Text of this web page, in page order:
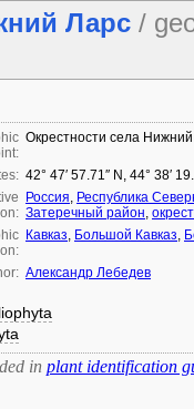
Ларс /
Окрестности села
42° 47′ 57.71″ N, 44° 38′
Россия, Республика
Затеречный район,
Кавказ, Большой Кавказ,
Александр Лебедев
in plant identification